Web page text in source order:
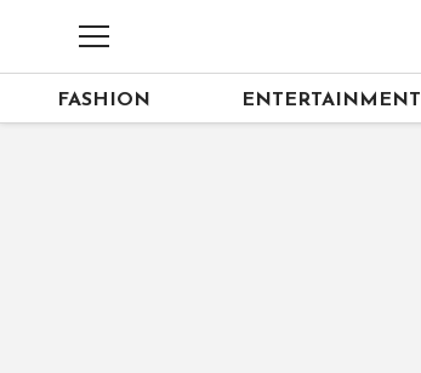
FASHION ENTERTAINMENT